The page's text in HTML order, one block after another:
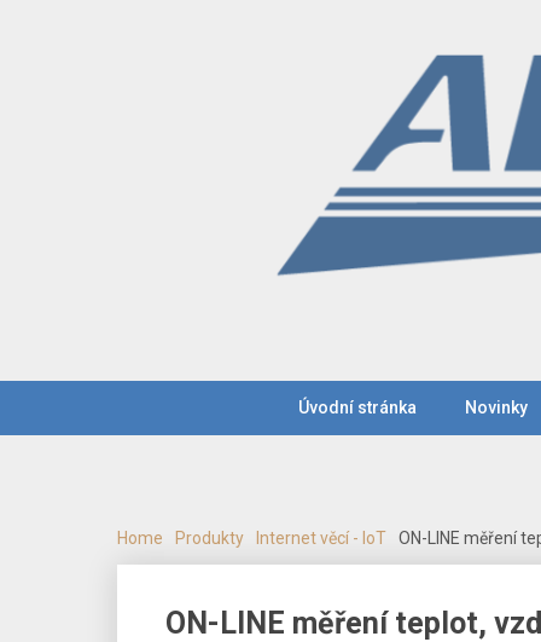
Úvodní stránka Novinky
Home Produkty Internet věcí - IoT ON-LINE měření
ON-LINE měření teplot,